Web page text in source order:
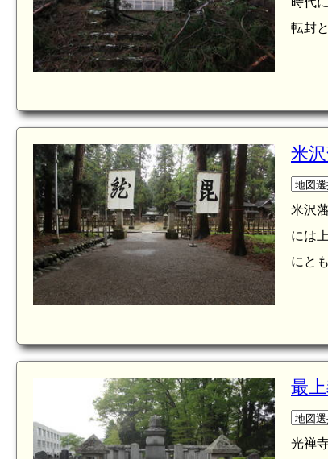
転封
米
米沢
には
にと
最
光禅